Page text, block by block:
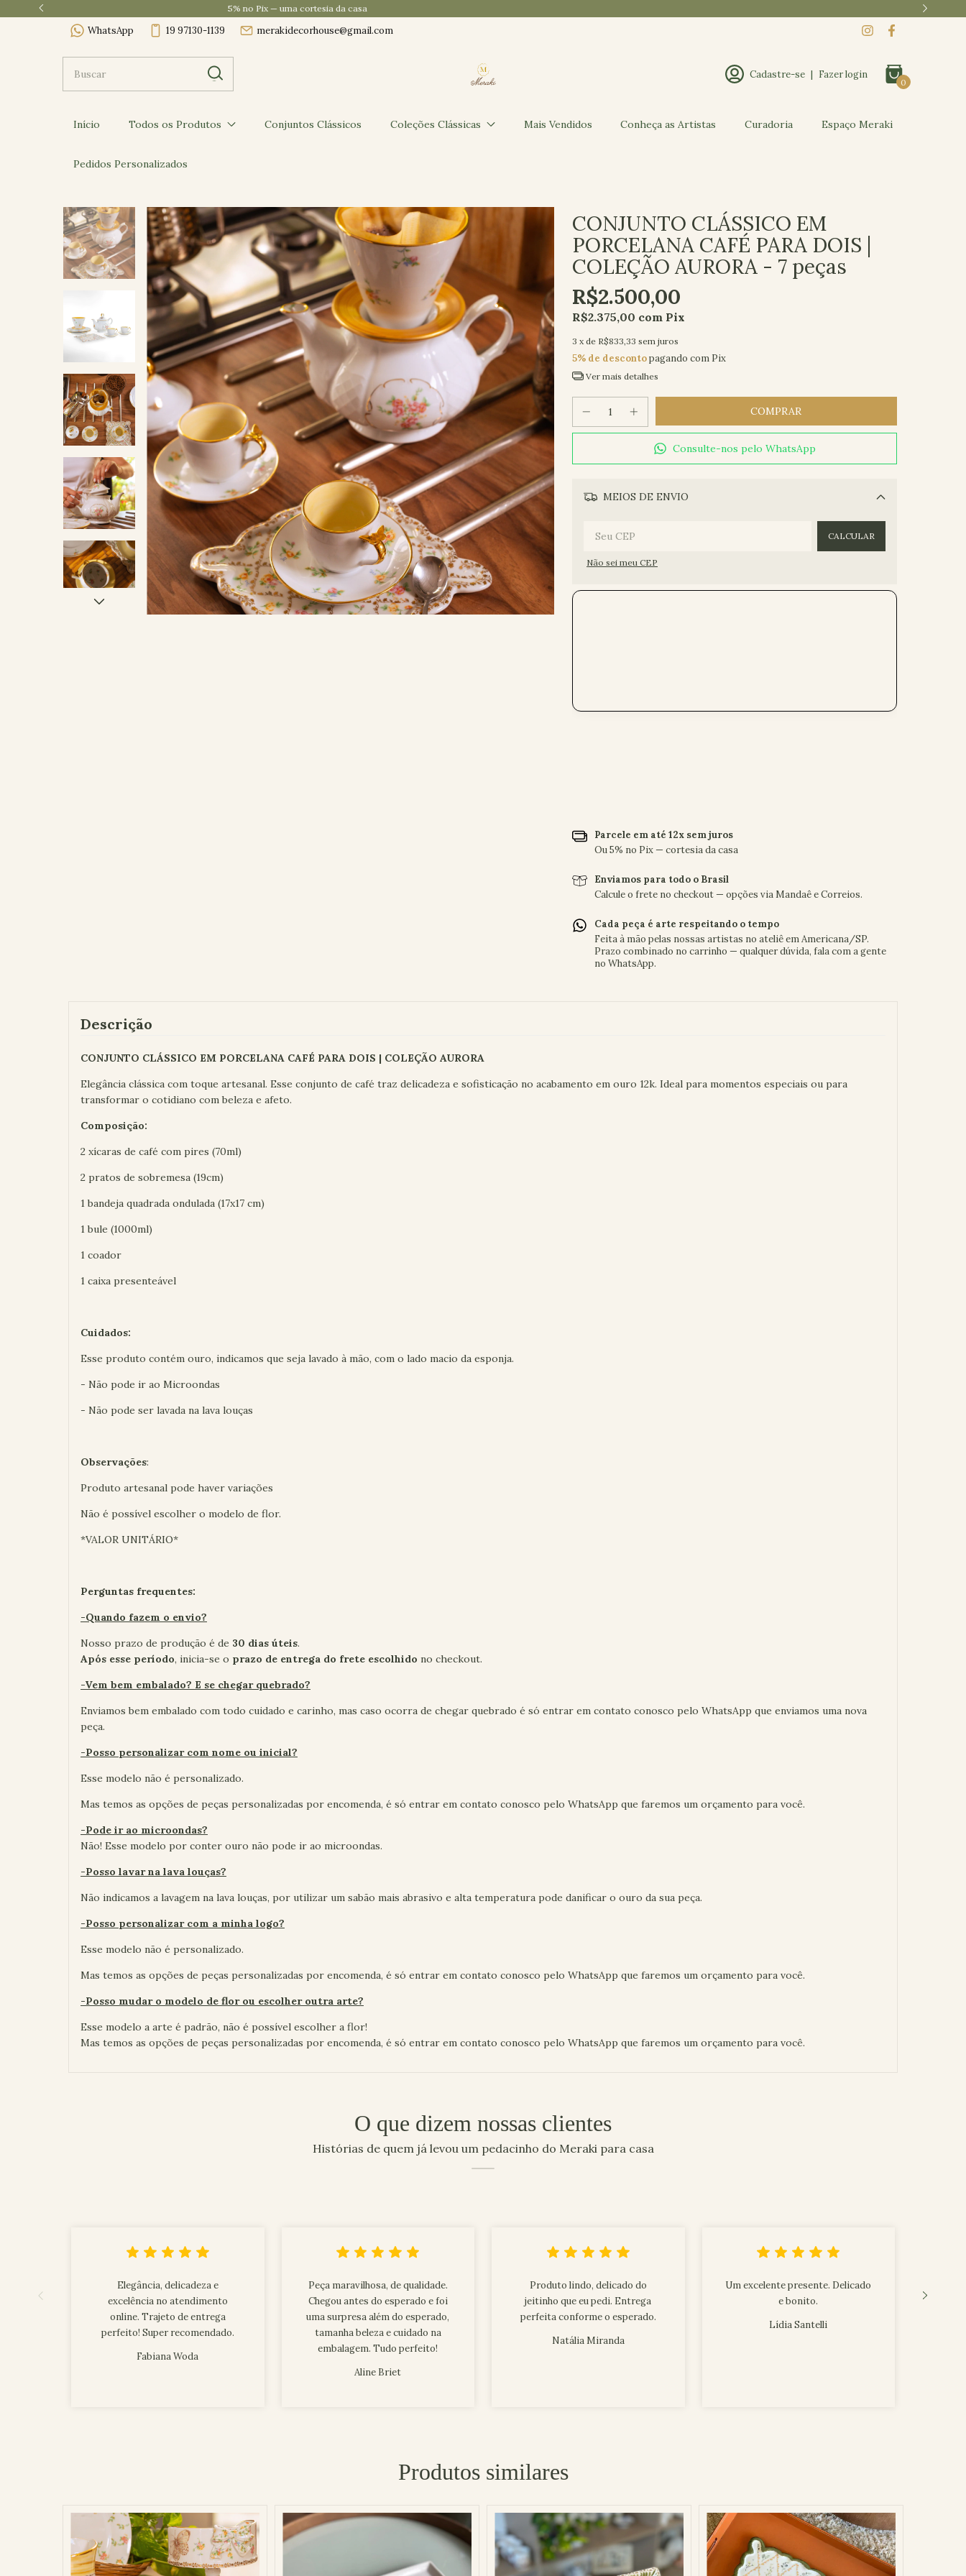
Sua primeira compra com 10% de desconto · cupom BEMVINDO
WhatsApp 19 97130-1139 merakidecorhouse@gmail.com
Cadastre-se | Fazer login
0
Início Todos os Produtos Conjuntos Clássicos Coleções Clássicas Mais Vendidos Conheça as Artistas Curadoria Espaço Meraki
Pedidos Personalizados
CONJUNTO CLÁSSICO EM
PORCELANA CAFÉ PARA DOIS |
COLEÇÃO AURORA - 7 peças
R$2.500,00
R$2.375,00 com Pix
3 x de R$833,33 sem juros
5% de descontopagando com Pix
Ver mais detalhes
Consulte-nos pelo WhatsApp
MEIOS DE ENVIO
Alterar CEP
CALCULAR
Não sei meu CEP
Parcele em até 12x sem juros
Ou 5% no Pix — cortesia da casa
Enviamos para todo o Brasil
Calcule o frete no checkout — opções via Mandaê e Correios.
Cada peça é arte respeitando o tempo
Feita à mão pelas nossas artistas no ateliê em Americana/SP.
Prazo combinado no carrinho — qualquer dúvida, fala com a gente
no WhatsApp.
Descrição
CONJUNTO CLÁSSICO EM PORCELANA CAFÉ PARA DOIS | COLEÇÃO AURORA
Elegância clássica com toque artesanal. Esse conjunto de café traz delicadeza e sofisticação no acabamento em ouro 12k. Ideal para momentos especiais ou para
transformar o cotidiano com beleza e afeto.
Composição:
2 xícaras de café com pires (70ml)
2 pratos de sobremesa (19cm)
1 bandeja quadrada ondulada (17x17 cm)
1 bule (1000ml)
1 coador
1 caixa presenteável
Cuidados:
Esse produto contém ouro, indicamos que seja lavado à mão, com o lado macio da esponja.
- Não pode ir ao Microondas
- Não pode ser lavada na lava louças
Observações:
Produto artesanal pode haver variações
Não é possível escolher o modelo de flor.
*VALOR UNITÁRIO*
Perguntas frequentes:
-Quando fazem o envio?
Nosso prazo de produção é de 30 dias úteis.
Após esse período, inicia-se o prazo de entrega do frete escolhido no checkout.
-Vem bem embalado? E se chegar quebrado?
Enviamos bem embalado com todo cuidado e carinho, mas caso ocorra de chegar quebrado é só entrar em contato conosco pelo WhatsApp que enviamos uma nova
peça.
-Posso personalizar com nome ou inicial?
Esse modelo não é personalizado.
Mas temos as opções de peças personalizadas por encomenda, é só entrar em contato conosco pelo WhatsApp que faremos um orçamento para você.
-Pode ir ao microondas?
Não! Esse modelo por conter ouro não pode ir ao microondas.
-Posso lavar na lava louças?
Não indicamos a lavagem na lava louças, por utilizar um sabão mais abrasivo e alta temperatura pode danificar o ouro da sua peça.
-Posso personalizar com a minha logo?
Esse modelo não é personalizado.
Mas temos as opções de peças personalizadas por encomenda, é só entrar em contato conosco pelo WhatsApp que faremos um orçamento para você.
-Posso mudar o modelo de flor ou escolher outra arte?
Esse modelo a arte é padrão, não é possível escolher a flor!
Mas temos as opções de peças personalizadas por encomenda, é só entrar em contato conosco pelo WhatsApp que faremos um orçamento para você.
O que dizem nossas clientes
Histórias de quem já levou um pedacinho do Meraki para casa
Elegância, delicadeza e
excelência no atendimento
online. Trajeto de entrega
perfeito! Super recomendado.
Fabiana Woda
Peça maravilhosa, de qualidade.
Chegou antes do esperado e foi
uma surpresa além do esperado,
tamanha beleza e cuidado na
embalagem. Tudo perfeito!
Aline Briet
Produto lindo, delicado do
jeitinho que eu pedi. Entrega
perfeita conforme o esperado.
Natália Miranda
Um excelente presente. Delicado
e bonito.
Lídia Santelli
Produtos similares